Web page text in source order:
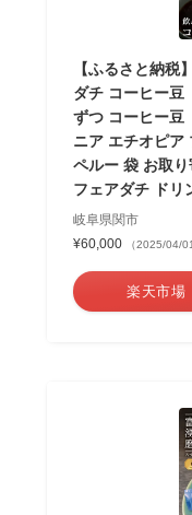
【ふるさと納税
ダチ コーヒー豆
ずつ コーヒー豆
ニア エチオピア
ペルー 袋 お取
フェアダチ ドリ
岐阜県関市
¥60,000
（2025/04/
楽天市場